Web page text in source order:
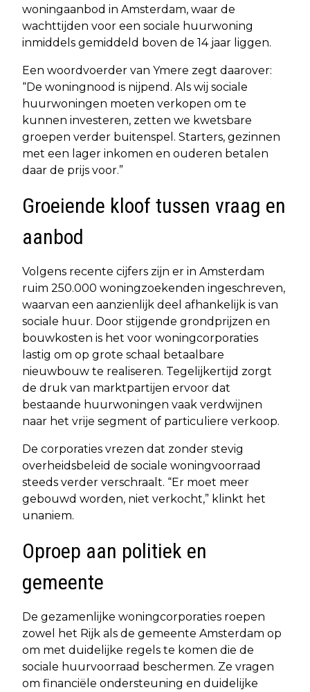
woningaanbod in Amsterdam, waar de
wachttijden voor een sociale huurwoning
inmiddels gemiddeld boven de 14 jaar liggen.
Een woordvoerder van Ymere zegt daarover:
“De woningnood is nijpend. Als wij sociale
huurwoningen moeten verkopen om te
kunnen investeren, zetten we kwetsbare
groepen verder buitenspel. Starters, gezinnen
met een lager inkomen en ouderen betalen
daar de prijs voor.”
Groeiende kloof tussen vraag en
aanbod
Volgens recente cijfers zijn er in Amsterdam
ruim 250.000 woningzoekenden ingeschreven,
waarvan een aanzienlijk deel afhankelijk is van
sociale huur. Door stijgende grondprijzen en
bouwkosten is het voor woningcorporaties
lastig om op grote schaal betaalbare
nieuwbouw te realiseren. Tegelijkertijd zorgt
de druk van marktpartijen ervoor dat
bestaande huurwoningen vaak verdwijnen
naar het vrije segment of particuliere verkoop.
De corporaties vrezen dat zonder stevig
overheidsbeleid de sociale woningvoorraad
steeds verder verschraalt. “Er moet meer
gebouwd worden, niet verkocht,” klinkt het
unaniem.
Oproep aan politiek en
gemeente
De gezamenlijke woningcorporaties roepen
zowel het Rijk als de gemeente Amsterdam op
om met duidelijke regels te komen die de
sociale huurvoorraad beschermen. Ze vragen
om financiële ondersteuning en duidelijke